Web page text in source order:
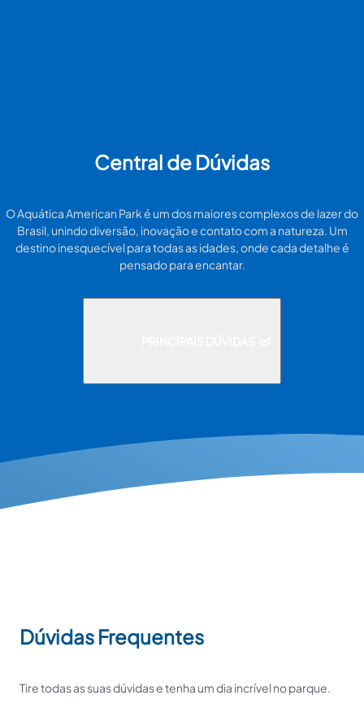
Central de Dúvidas
O Aquática American Park é um dos maiores complexos de lazer do
Brasil, unindo diversão, inovação e contato com a natureza. Um
destino inesquecível para todas as idades, onde cada detalhe é
pensado para encantar.
Dúvidas Frequentes
Tire todas as suas dúvidas e tenha um dia incrível no parque.